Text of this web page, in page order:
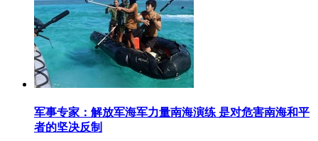
军事专家：解放军海军力量南海演练 是对危害南海和平
者的坚决反制